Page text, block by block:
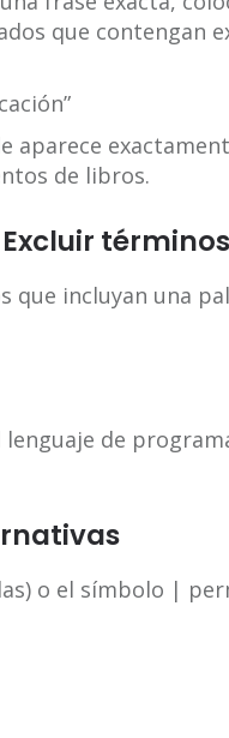
que contengan
aparece
de libros.
términos
que incluyan una
de
o el símbolo |